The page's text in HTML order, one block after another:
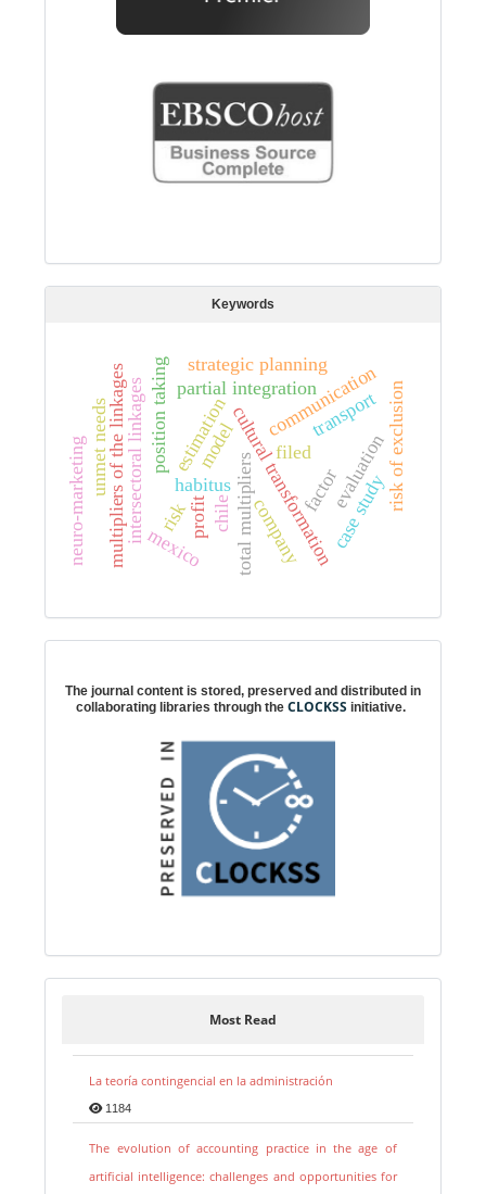
Keywords
filed
habituscultural transformation
position taking
intersectoral linkages
multipliers of the linkages total multipliers
estimation
partial integration
model
profit
risk company
communication
chile
mexico
factorevaluation
strategic planning
case study
unmet needs risk of exclusion
transport
neuro-marketing
The journal content is stored, preserved and distributed in
collaborating libraries through the CLOCKSS initiative.
Most Read
La teoría contingencial en la administración
1184
The evolution of accounting practice in the age of
artificial intelligence: challenges and opportunities for